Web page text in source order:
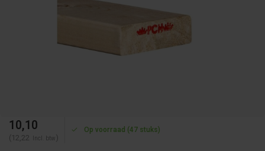
10,10
(12,22 Incl. btw )
Op voorraad (47 stuks)